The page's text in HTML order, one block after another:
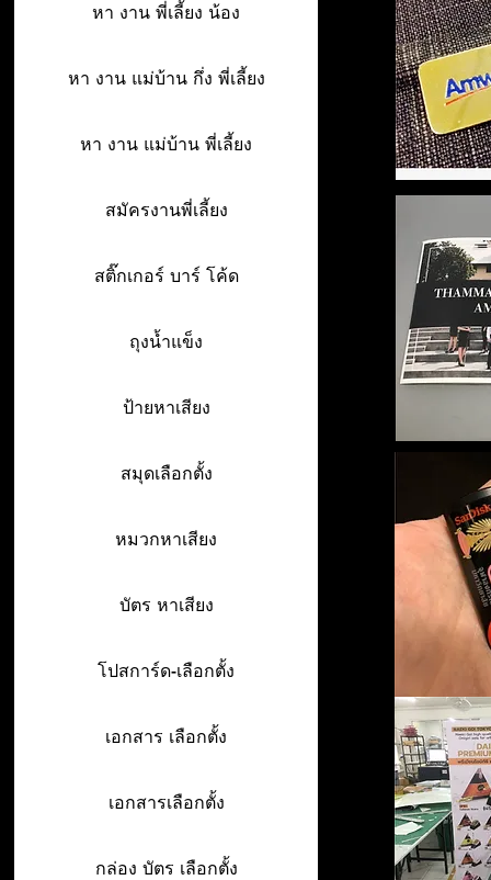
หา งาน พี่เลี้ยง น้อง
หา งาน แม่บ้าน กึ่ง พี่เลี้ยง
หา งาน แม่บ้าน พี่เลี้ยง
สมัครงานพี่เลี้ยง
สติ๊กเกอร์ บาร์ โค้ด
ถุงน้ำแข็ง
ป้ายหาเสียง
สมุดเลือกตั้ง
หมวกหาเสียง
บัตร หาเสียง
โปสการ์ด-เลือกตั้ง
เอกสาร เลือกตั้ง
เอกสารเลือกตั้ง
กล่อง บัตร เลือกตั้ง